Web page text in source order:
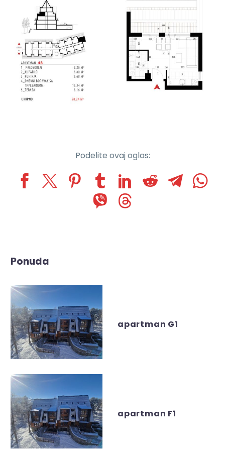
Podelite ovaj oglas:
Ponuda
apartman G1
apartman F1